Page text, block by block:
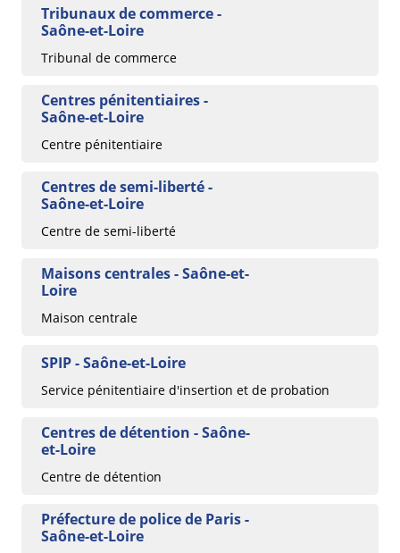
Tribunaux de commerce -
Saône-et-Loire
Tribunal de commerce
Centres pénitentiaires -
Saône-et-Loire
Centre pénitentiaire
Centres de semi-liberté -
Saône-et-Loire
Centre de semi-liberté
Maisons centrales - Saône-et-
Loire
Maison centrale
SPIP - Saône-et-Loire
Service pénitentiaire d'insertion et de probation
Centres de détention - Saône-
et-Loire
Centre de détention
Préfecture de police de Paris -
Saône-et-Loire